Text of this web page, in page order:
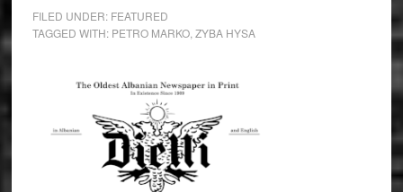
FILED UNDER: FEATURED
TAGGED WITH: PETRO MARKO, ZYBA HYSA